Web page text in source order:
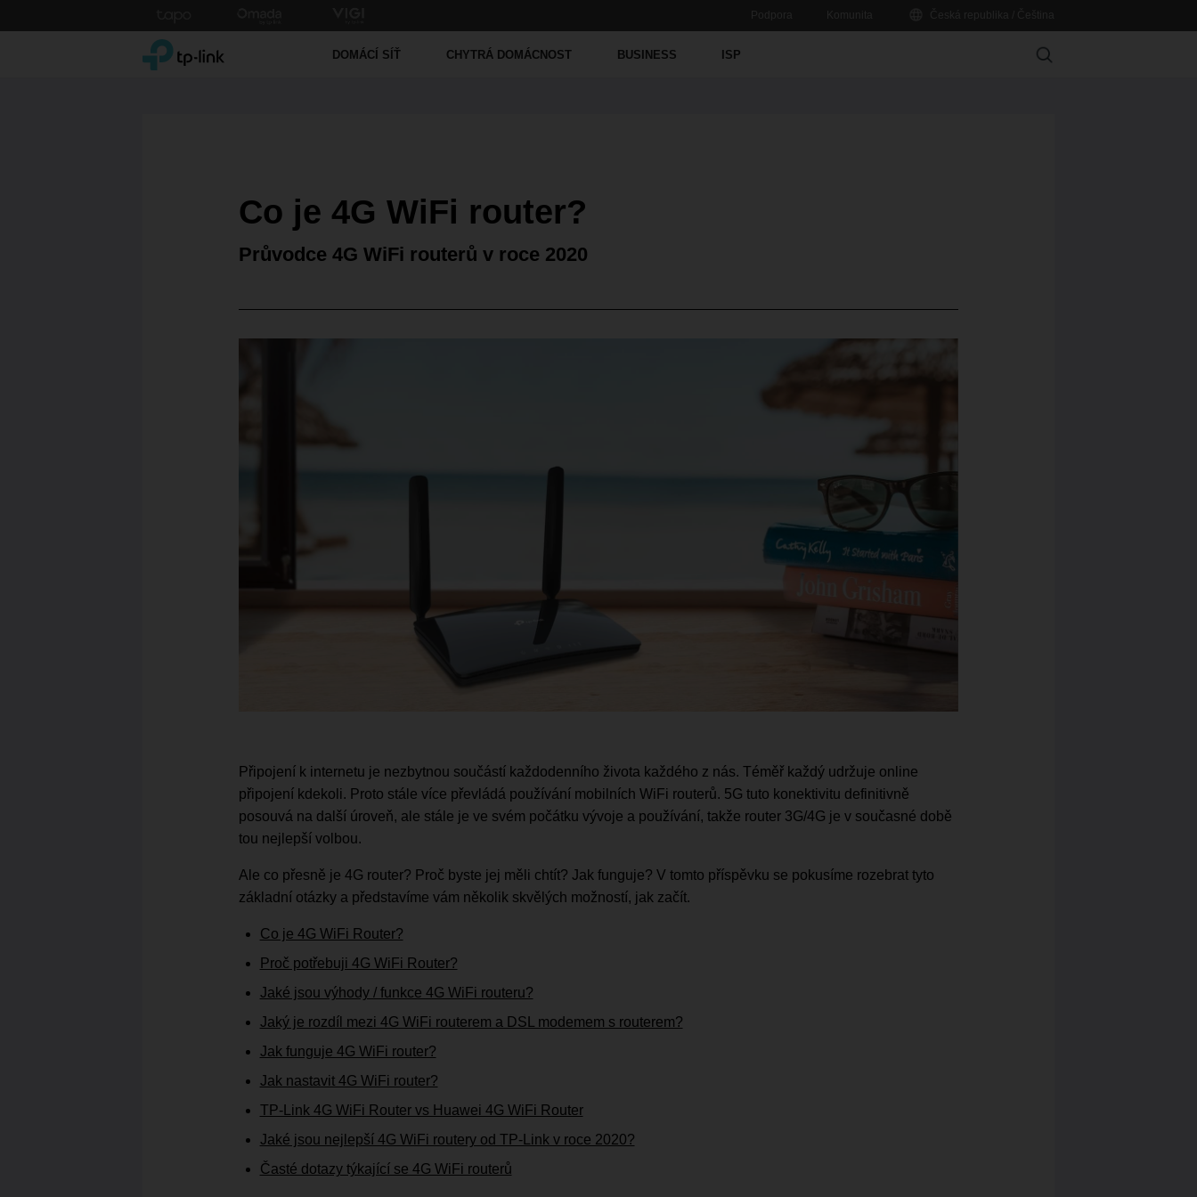
to
TP-Link, Reliably Smart DOMÁCÍ SÍŤ CHYTRÁ DOMÁCNOST BUSINESS ISP Search
Co je 4G WiFi router?
Průvodce 4G WiFi routerů v roce 2020
Připojení k internetu je nezbytnou součástí každodenního života každého z nás. Téměř každý udržuje online
připojení kdekoli. Proto stále více převládá používání mobilních WiFi routerů. 5G tuto konektivitu definitivně
posouvá na další úroveň, ale stále je ve svém počátku vývoje a používání, takže router 3G/4G je v současné době
tou nejlepší volbou.
Ale co přesně je 4G router? Proč byste jej měli chtít? Jak funguje? V tomto příspěvku se pokusíme rozebrat tyto
základní otázky a představíme vám několik skvělých možností, jak začít.
Co je 4G WiFi Router?
Proč potřebuji 4G WiFi Router?
Jaké jsou výhody / funkce 4G WiFi routeru?
Jaký je rozdíl mezi 4G WiFi routerem a DSL modemem s routerem?
Jak funguje 4G WiFi router?
Jak nastavit 4G WiFi router?
TP-Link 4G WiFi Router vs Huawei 4G WiFi Router
Jaké jsou nejlepší 4G WiFi routery od TP-Link v roce 2020?
Časté dotazy týkající se 4G WiFi routerů